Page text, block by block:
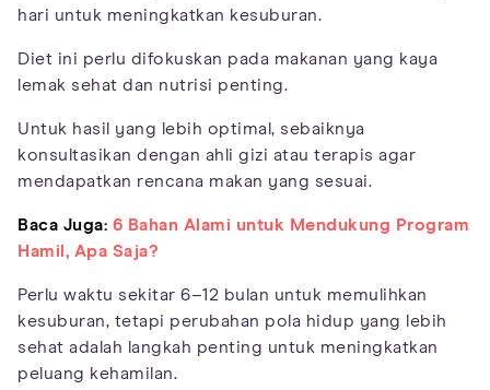
hari untuk meningkatkan kesuburan.
Diet ini perlu difokuskan pada makanan yang kaya
lemak sehat dan nutrisi penting.
Untuk hasil yang lebih optimal, sebaiknya
konsultasikan dengan ahli gizi atau terapis agar
mendapatkan rencana makan yang sesuai.
Baca Juga: 6 Bahan Alami untuk Mendukung Program
Hamil, Apa Saja?
Perlu waktu sekitar 6–12 bulan untuk memulihkan
kesuburan, tetapi perubahan pola hidup yang lebih
sehat adalah langkah penting untuk meningkatkan
peluang kehamilan.